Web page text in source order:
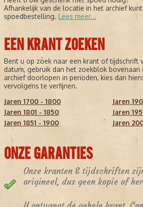
Afhankelijk van de locatie in het archief
spoedbestelling. Lees meer...
EEN KRANT ZOEKEN
Bent u op zoek naar een krant of tijdschrift
datum, gebruik dan het zoekblok
archief doorlopen in perioden, kies dan
vervolgens te verfijnen.
Jaren 1700 - 1800
Jaren 1801 - 1850
Jaren 1851 - 1900
Jaren
Jaren
Jaren
ONZE GARANTIES
Onze kranten & tijdschriften
origineel, dus geen kopie of